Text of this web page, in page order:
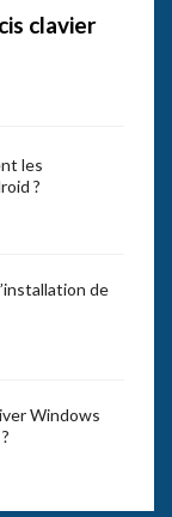
clavier
les
?
de
Windows